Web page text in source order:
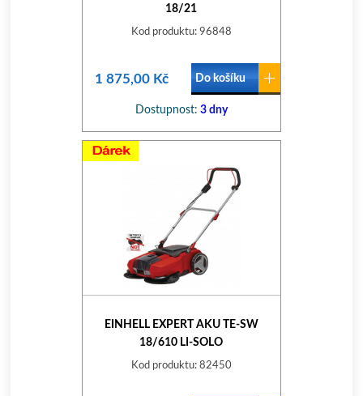
18/21
Kod produktu: 96848
1 875,00 Kč Do košíku
Dostupnost: 3 dny
EINHELL EXPERT AKU TE-SW
18/610 LI-SOLO
Kod produktu: 82450